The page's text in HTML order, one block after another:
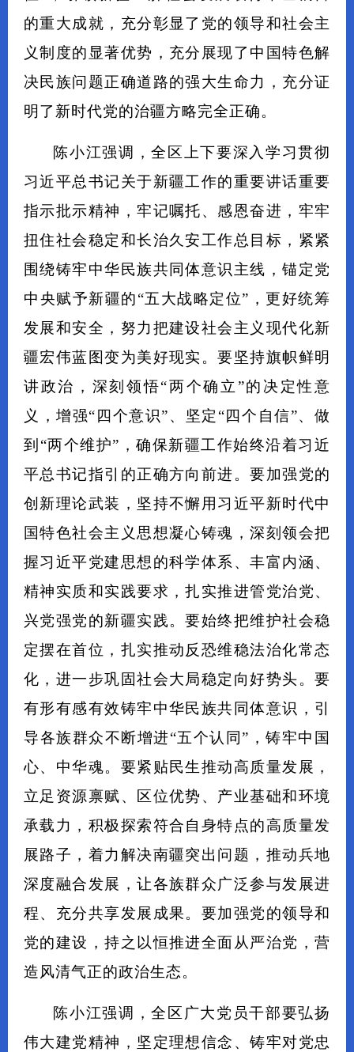
的重大成就，充分彰显了党的领导和社会主
义制度的显著优势，充分展现了中国特色解
决民族问题正确道路的强大生命力，充分证
明了新时代党的治疆方略完全正确。
陈小江强调，全区上下要深入学习贯彻
习近平总书记关于新疆工作的重要讲话重要
指示批示精神，牢记嘱托、感恩奋进，牢牢
扭住社会稳定和长治久安工作总目标，紧紧
围绕铸牢中华民族共同体意识主线，锚定党
中央赋予新疆的“五大战略定位”，更好统筹
发展和安全，努力把建设社会主义现代化新
疆宏伟蓝图变为美好现实。要坚持旗帜鲜明
讲政治，深刻领悟“两个确立”的决定性意
义，增强“四个意识”、坚定“四个自信”、做
到“两个维护”，确保新疆工作始终沿着习近
平总书记指引的正确方向前进。要加强党的
创新理论武装，坚持不懈用习近平新时代中
国特色社会主义思想凝心铸魂，深刻领会把
握习近平党建思想的科学体系、丰富内涵、
精神实质和实践要求，扎实推进管党治党、
兴党强党的新疆实践。要始终把维护社会稳
定摆在首位，扎实推动反恐维稳法治化常态
化，进一步巩固社会大局稳定向好势头。要
有形有感有效铸牢中华民族共同体意识，引
导各族群众不断增进“五个认同”，铸牢中国
心、中华魂。要紧贴民生推动高质量发展，
立足资源禀赋、区位优势、产业基础和环境
承载力，积极探索符合自身特点的高质量发
展路子，着力解决南疆突出问题，推动兵地
深度融合发展，让各族群众广泛参与发展进
程、充分共享发展成果。要加强党的领导和
党的建设，持之以恒推进全面从严治党，营
造风清气正的政治生态。
陈小江强调，全区广大党员干部要弘扬
伟大建党精神，坚定理想信念、铸牢对党忠